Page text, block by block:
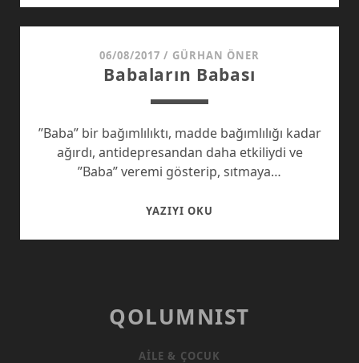
ŞARKI
–
06/08/2017 / GÜRHAN ÖNER
Babaların Babası
”Baba” bir bağımlılıktı, madde bağımlılığı kadar
ağırdı, antidepresandan daha etkiliydi ve
”Baba” veremi gösterip, sıtmaya…
YAZIYI OKU
QOLUMNIST
AILE & ÇOCUK